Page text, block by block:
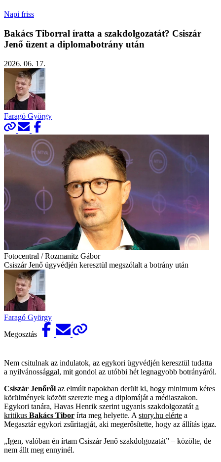
Napi friss
Bakács Tiborral íratta a szakdolgozatát? Csiszár
Jenő üzent a diplomabotrány után
2026. 06. 17.
Faragó György
Fotocentral / Rozmanitz Gábor
Csiszár Jenő ügyvédjén keresztül megszólalt a botrány után
Faragó György
Megosztás
Nem csitulnak az indulatok, az egykori ügyvédjén keresztül tudatta
a nyilvánossággal, mit gondol az utóbbi hét legnagyobb botrányáról.
Csiszár Jenőről az elmúlt napokban derült ki, hogy minimum kétes
körülmények között szerezte meg a diplomáját a médiaszakon.
Egykori tanára, Havas Henrik szerint ugyanis szakdolgozatát a
kritikus Bakács Tibor írta meg helyette. A story.hu elérte a
Megasztár egykori zsűritagját, aki megerősítette, hogy az állítás igaz.
„Igen, valóban én írtam Csiszár Jenő szakdolgozatát” – közölte, de
nem állt meg ennyinél.